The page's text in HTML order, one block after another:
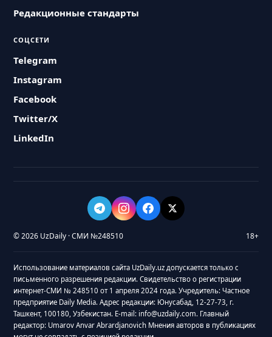
Редакционные стандарты
СОЦСЕТИ
Telegram
Instagram
Facebook
Twitter/X
LinkedIn
© 2026 UzDaily · СМИ №248510 18+
Использование материалов сайта UzDaily.uz допускается только с
письменного разрешения редакции. Свидетельство о регистрации
интернет-СМИ № 248510 от 1 апреля 2024 года. Учредитель: Частное
предприятие Daily Media. Адрес редакции: Юнусабад, 12-27-73, г.
Ташкент, 100180, Узбекистан. E-mail: info@uzdaily.com. Главный
редактор: Umarov Anvar Abrardjanovich Мнения авторов в публикациях